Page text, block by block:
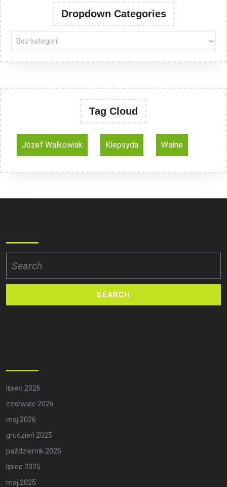
Dropdown Categories
Tag Cloud
Józef Walkowiak Klepsyda Walne
for:
lipiec 2026
czerwiec 2026
maj 2026
grudzień 2025
październik 2025
lipiec 2025
maj 2025